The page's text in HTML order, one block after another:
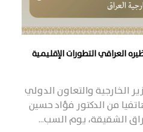
العراقي التطورات الإقليمية
الخارجية والتعاون الدولي
من الدكتور فؤاد حسين
الشقيقة، يوم السب...